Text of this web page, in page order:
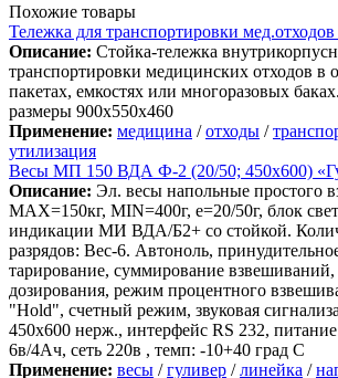
Похожие товары
Тележка для транспортировки
Описание: Стойка-тележка
транспортировки медицинских отходов в
пакетах, емкостях или многоразовых
размеры 900х550х460
Применение: медицина /отходы /
утилизация
Весы МП 150 ВДА Ф-2 (20/50; 450х600)
Описание: Эл. весы напольные простого
МАХ=150кг, MIN=400г, e=20/50г, блок
индикации МИ ВДА/Б2+ со стойкой.
разрядов: Вес-6. Автоноль,
тарирование, суммирование
дозирования, режим процентного
"Hold", счетный режим, звуковая
450х600 нерж., интерфейс RS 232,
6в/4Ач, сеть 220в , темп: -10+40 град С
Применение: весы /гуливер /линейка /